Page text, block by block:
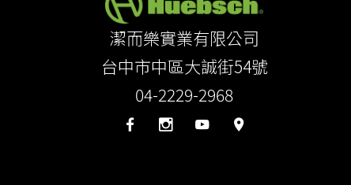
潔而樂實業有限公司
台中市中區大誠街54號
04-2229-2968